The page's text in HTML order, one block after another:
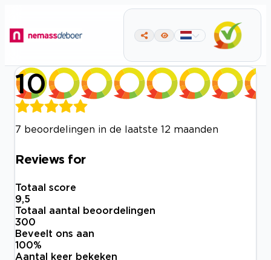
10
7 beoordelingen in de laatste 12 maanden
Reviews for
Totaal score
9,5
Totaal aantal beoordelingen
300
Beveelt ons aan
100%
Aantal keer bekeken